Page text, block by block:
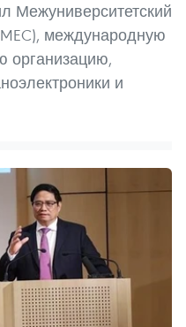
Межуниверситетский
международную
организацию,
и